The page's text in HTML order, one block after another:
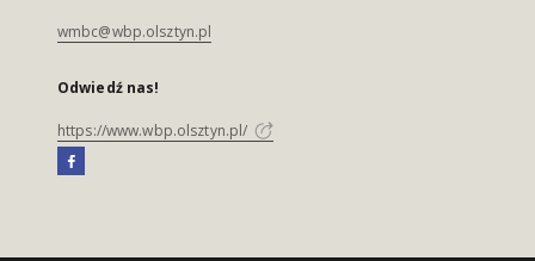
wmbc@wbp.olsztyn.pl
Odwiedź nas!
https://www.wbp.olsztyn.pl/